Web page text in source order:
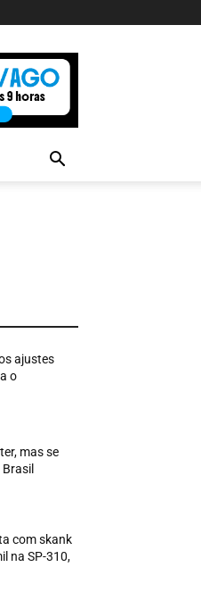
ajustes
o
mas se
com skank
na SP-310,